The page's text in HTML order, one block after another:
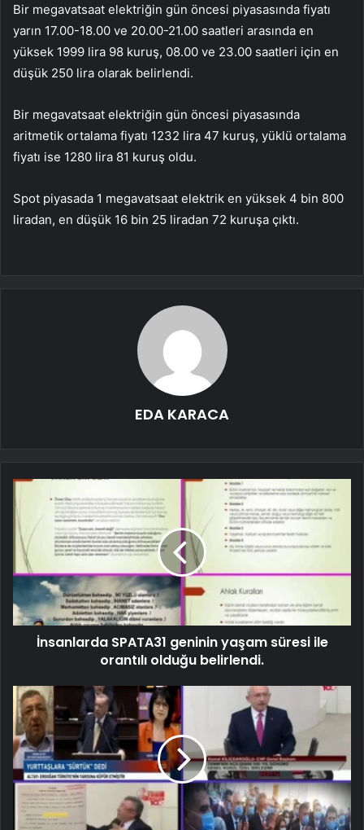
Bir megavatsaat elektriğin gün öncesi piyasasında fiyatı
yarın 17.00-18.00 ve 20.00-21.00 saatleri arasında en
yüksek 1999 lira 98 kuruş, 08.00 ve 23.00 saatleri için en
düşük 250 lira olarak belirlendi.
Bir megavatsaat elektriğin gün öncesi piyasasında
aritmetik ortalama fiyatı 1232 lira 47 kuruş, yüklü ortalama
fiyatı ise 1280 lira 81 kuruş oldu.
Spot piyasada 1 megavatsaat elektrik en yüksek 4 bin 800
liradan, en düşük 16 bin 25 liradan 72 kuruşa çıktı.
EDA KARACA
İnsanlarda SPATA31 geninin yaşam süresi ile
orantılı olduğu belirlendi.